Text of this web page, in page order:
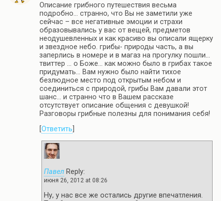
Описание грибного путешествия весьма
подробно… странно, что Вы не заметили уже
сейчас – все негативные эмоции и страхи
образовывались у вас от вещей, предметов
неодушевленных и как красиво вы описали ящерку
и звездное небо. грибы- природы часть, а вы
заперлись в номере и в магаз на прогулку пошли…
твиттер … о Боже… как можно было в грибах такое
придумать… Вам нужно было найти тихое
безлюдное место под открытым небом и
соединиться с природой, грибы Вам давали этот
шанс… и странно что в Вашем рассказе
отсутствует описание общения с девушкой!
Разговоры грибные полезны для понимания себя!
Ответить
Павел Reply:
июня 26, 2012 at 08:26
Ну, у нас все же остались другие впечатления.